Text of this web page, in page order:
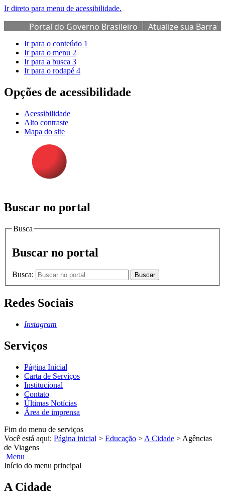
Ir direto para menu de acessibilidade.
Portal do Governo Brasileiro
Atualize sua Barra
de Governo
Ir para o conteúdo 1
Ir para o menu 2
Ir para a busca 3
Ir para o rodapé 4
Opções de acessibilidade
Acessibilidade
Alto contraste
Mapa do site
Buscar no portal
Busca
Buscar no portal
Busca: Buscar
Redes Sociais
Instagram
Serviços
Página Inicial
Carta de Serviços
Institucional
Contato
Últimas Notícias
Área de imprensa
Fim do menu de serviços
Você está aqui: Página inicial > Educação > A Cidade > Agências
de Viagens
Menu
Início do menu principal
A Cidade